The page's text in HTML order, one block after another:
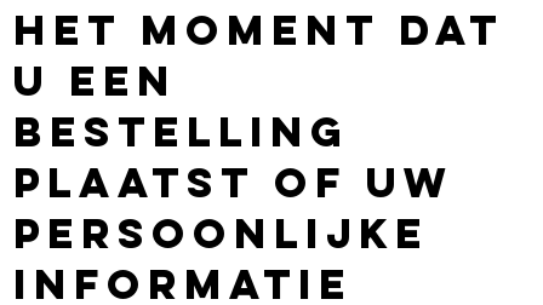
het moment dat
u een
bestelling
plaatst of uw
persoonlijke
informatie